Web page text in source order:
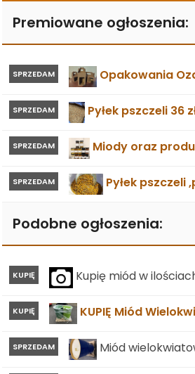
Premiowane ogłoszenia:
SPRZEDAM Opakowania
SPRZEDAM Pyłek pszczeli 36
SPRZEDAM Miody oraz
SPRZEDAM Pyłek pszczeli
Podobne ogłoszenia:
KUPIĘ Kupię miód w
KUPIĘ KUPIĘ Miód
SPRZEDAM Miód